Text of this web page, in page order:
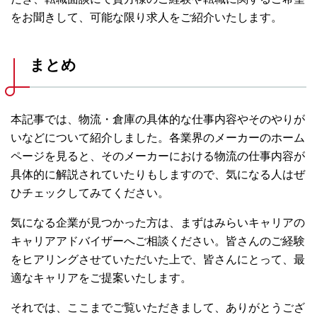
をお聞きして、可能な限り求人をご紹介いたします。
まとめ
本記事では、物流・倉庫の具体的な仕事内容やそのやりが
いなどについて紹介しました。各業界のメーカーのホーム
ページを見ると、そのメーカーにおける物流の仕事内容が
具体的に解説されていたりもしますので、気になる人はぜ
ひチェックしてみてください。
気になる企業が見つかった方は、まずはみらいキャリアの
キャリアアドバイザーへご相談ください。皆さんのご経験
をヒアリングさせていただいた上で、皆さんにとって、最
適なキャリアをご提案いたします。
それでは、ここまでご覧いただきまして、ありがとうござ